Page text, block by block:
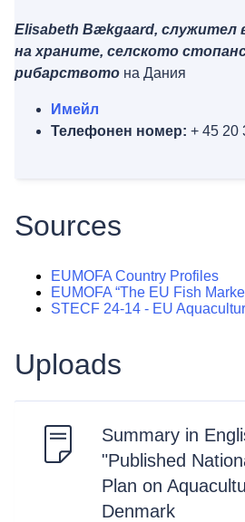
Elisabeth Bækgaard,
на храните, селското
рибарството на Дания
Имейл
Телефонен номер: + 45 20
Sources
EUMOFA Country Profiles
EUMOFA “The EU Fish
STECF 24-14 - EU
Uploads
Summary in
"Published
Plan on
Denmark